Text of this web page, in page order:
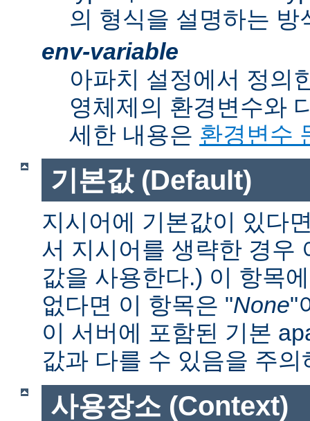
의 형식을 설명하는 방
env-variable
아파치 설정에서 정의
영체제의 환경변수와
세한 내용은 환경변수
기본값 (Default)
지시어에 기본값이 있다
서 지시어를 생략한 경우
값을 사용한다.) 이 항목
없다면 이 항목은 "None"
이 서버에 포함된 기본
값과 다를 수 있음을 주의
사용장소 (Context)